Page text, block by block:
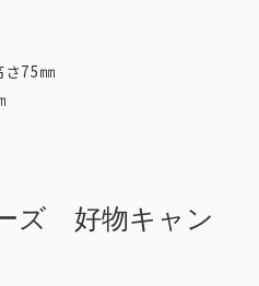
75㎜
ズ 好物キャン